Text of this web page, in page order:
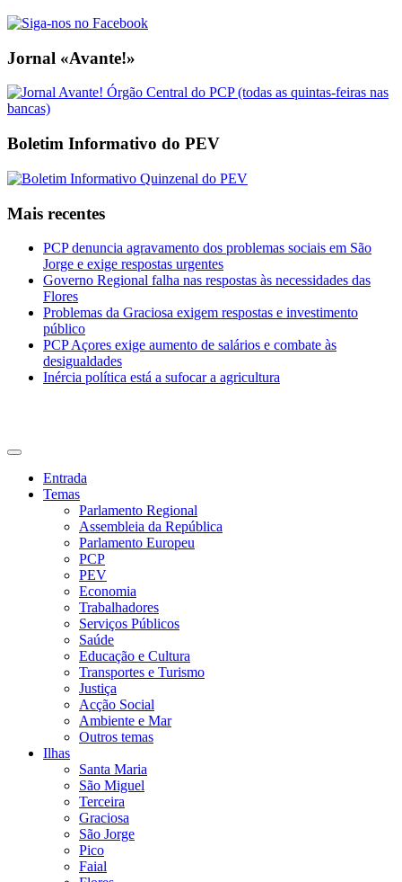
Jornal «Avante!»
Boletim Informativo do PEV
Mais recentes
PCP denuncia agravamento dos problemas sociais em São
Jorge e exige respostas urgentes
Governo Regional falha nas respostas às necessidades das
Flores
Problemas da Graciosa exigem respostas e investimento
público
PCP Açores exige aumento de salários e combate às
desigualdades
Inércia política está a sufocar a agricultura
Entrada
Temas
Parlamento Regional
Assembleia da República
Parlamento Europeu
PCP
PEV
Economia
Trabalhadores
Serviços Públicos
Saúde
Educação e Cultura
Transportes e Turismo
Justiça
Acção Social
Ambiente e Mar
Outros temas
Ilhas
Santa Maria
São Miguel
Terceira
Graciosa
São Jorge
Pico
Faial